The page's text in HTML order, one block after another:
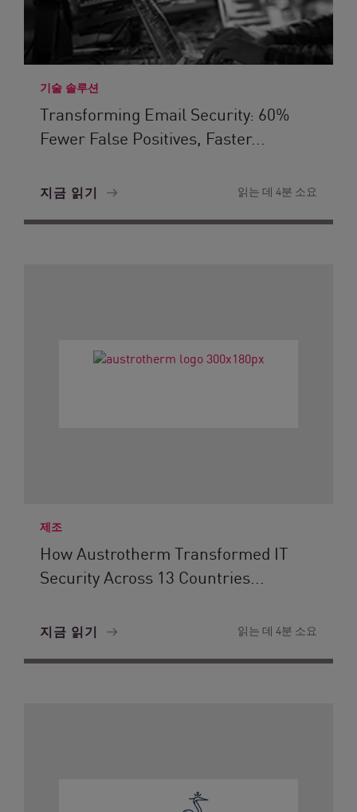
기술 솔루션
Transforming Email Security: 60%
Fewer False Positives, Faster...
지금 읽기 읽는 데 4분 소요
제조
How Austrotherm Transformed IT
Security Across 13 Countries...
지금 읽기 읽는 데 4분 소요